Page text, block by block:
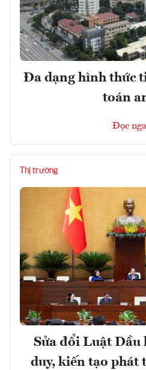
Đa dạng hình thức
toán
Đọc
Thị trường
Sửa đổi Luật
duy, kiến tạo phát